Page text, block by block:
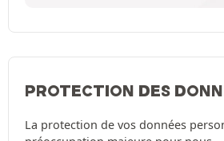
PROTECTION DES
La protection de vos données